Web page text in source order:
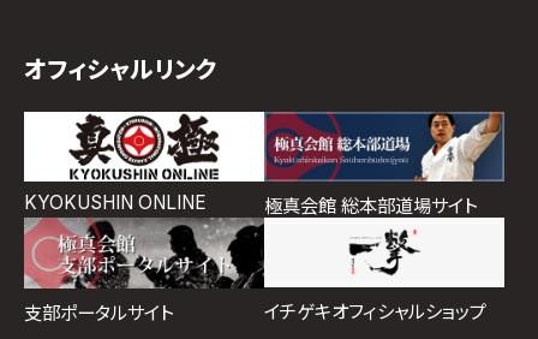
オフィシャルリンク
KYOKUSHIN ONLINE 極真会館 総本部道場サイト
支部ポータルサイト イチゲキオフィシャルショップ